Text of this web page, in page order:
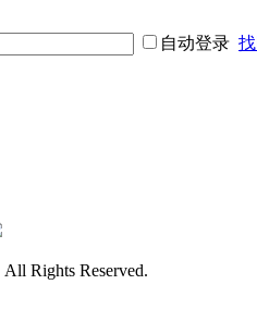
自动登录
All Rights Reserved.